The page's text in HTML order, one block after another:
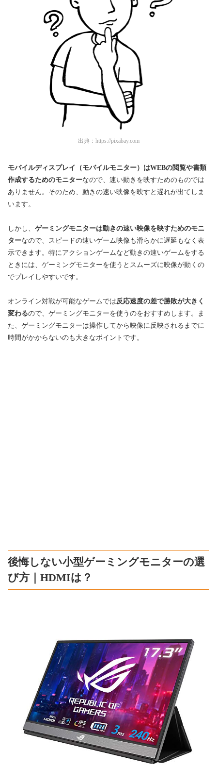
出典： https://pixabay.com
モバイルディスプレイ（モバイルモニター）はWEBの閲覧や書類
作成するためのモニターなので、速い動きを映すためのものでは
ありません。そのため、動きの速い映像を映すと遅れが出てしま
います。
しかし、 ゲーミングモニターは動きの速い映像を映すためのモニ
ターなので、スピードの速いゲーム映像も滑らかに遅延もなく表
示できます。特にアクションゲームなど動きの速いゲームをする
ときには、ゲーミングモニターを使うとスムーズに映像が動くの
でプレイしやすいです。
オンライン対戦が可能なゲームでは 反応速度の差で勝敗が大きく
変わるので、ゲーミングモニターを使うのをおすすめします。ま
た、ゲーミングモニターは操作してから映像に反映されるまでに
時間がかからないのも大きなポイントです。
後悔しない小型ゲーミングモニターの選
び方｜HDMIは？